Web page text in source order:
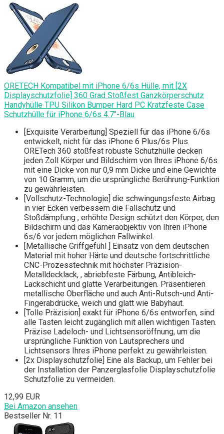
ORETECH Kompatibel mit iPhone 6/6s Hülle, mit [2X
Displayschutzfolie] 360 Grad Stoßfest Ganzkörperschutz
Handyhülle TPU Silikon Bumper Hard PC Kratzfeste Case
Schutzhülle für iPhone 6/6s 4.7"-Blau
[Exquisite Verarbeitung] Speziell für das iPhone 6/6s
entwickelt, nicht für das iPhone 6 Plus/6s Plus.
ORETech 360 stoßfest robuste Schutzhülle decken
jeden Zoll Körper und Bildschirm von Ihres iPhone 6/6s
mit eine Dicke von nur 0,9 mm Dicke und eine Gewichte
von 10 Gramm, um die ursprüngliche Berührung-Funktion
zu gewährleisten.
[Vollschutz-Technologie] die schwingungsfeste Airbag
in vier Ecken verbessern die Fallschutz und
Stoßdämpfung , erhöhte Design schützt den Körper, den
Bildschirm und das Kameraobjektiv von Ihren iPhone
6s/6 vor jedem möglichen Fallwinkel.
[Metallische Griffgefühl ] Einsatz von dem deutschen
Material mit hoher Härte und deutsche fortschrittliche
CNC-Prozesstechnik mit höchster Präzision-
Metalldecklack, , abriebfeste Färbung, Antibleich-
Lackschicht und glatte Verarbeitungen. Präsentieren
metallische Oberfläche und auch Anti-Rutsch-und Anti-
Fingerabdrücke, weich und glatt wie Babyhaut.
[Tolle Präzision] exakt für iPhone 6/6s entworfen, sind
alle Tasten leicht zugänglich mit allen wichtigen Tasten.
Präzise Ladeloch- und Lichtsensoröffnung, um die
ursprüngliche Funktion von Lautsprechers und
Lichtsensors Ihres iPhone perfekt zu gewährleisten.
[2x Displayschutzfolie] Eine als Backup, um Fehler bei
der Installation der Panzerglasfolie Displayschutzfolie
Schutzfolie zu vermeiden.
12,99 EUR
Bei Amazon ansehen
Bestseller Nr. 11